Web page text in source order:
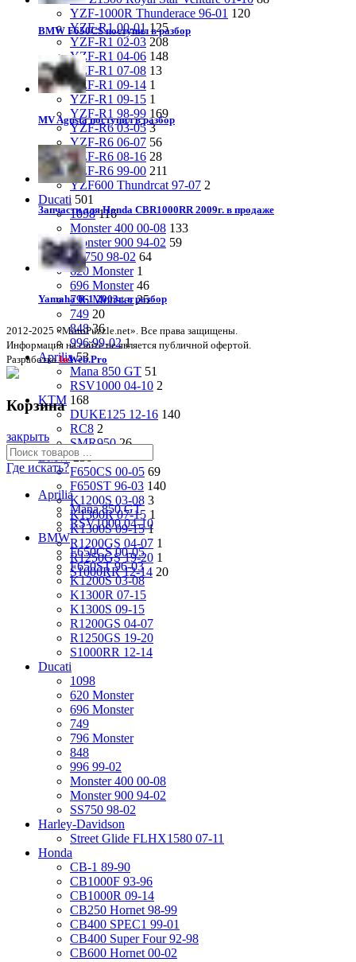
YZF-1000R Thunderace 96-01 120
YZF-R1 00-01 125
YZF-R1 02-03 208
YZF-R1 04-06 148
YZF-R1 07-08 13
YZF-R1 09-14 1
YZF-R1 09-15 1
YZF-R1 98-99 169
YZF-R6 03-05 3
YZF-R6 06-07 56
YZF-R6 08-16 28
YZF-R6 99-00 211
YZF600 Thundrcat 97-07 2
Ducati 501
1098 116
Monster 400 00-08 133
Monster 900 94-02 59
SS750 98-02 64
620 Monster 1
696 Monster 46
796 Monster 25
749 20
848 36
996 99-02 1
Aprilia 53
Mana 850 GT 51
RSV1000 04-10 2
KTM 168
DUKE125 12-16 140
RC8 2
SMR950 26
BMW 236
F650CS 00-05 69
F650ST 96-03 140
K1200S 03-08 3
K1300R 07-15 1
K1300S 09-15 1
R1200GS 04-07 1
R1250GS 19-20 1
S1000RR 12-14 20
BMW F650CS поступил в разбор
MV Agusta поступил в разбор
Запчасти для Honda CBR1000RR 2009г. в продаже
Yamaha R-1 2003г. в разбор
2012-2025 «MotoPuzzle.net». Все права защищены.
Информация на сайте не является публичной офертой.
РазработкаInWeb.Pro
Корзина
закрыть
Где искать?
Aprilia
Mana 850 GT
RSV1000 04-10
BMW
F650CS 00-05
F650ST 96-03
K1200S 03-08
K1300R 07-15
K1300S 09-15
R1200GS 04-07
R1250GS 19-20
S1000RR 12-14
Ducati
1098
620 Monster
696 Monster
749
796 Monster
848
996 99-02
Monster 400 00-08
Monster 900 94-02
SS750 98-02
Harley-Davidson
Street Glide FLHX1580 07-11
Honda
CB-1 89-90
CB1000F 93-96
CB1000R 09-14
CB250 Hornet 98-99
CB400 SPEC1 99-01
CB400 Super Four 92-98
CB600 Hornet 00-02